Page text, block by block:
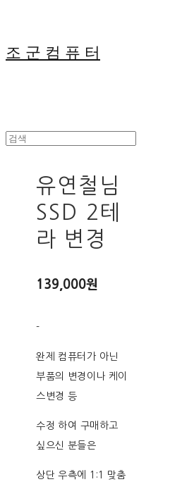
조 군 컴 퓨 터
유연철님
SSD 2테
라 변경
139,000원
-
완제 컴퓨터가 아닌
부품의 변경이나 케이
스변경 등
수정 하여 구매하고
싶으신 분들은
상단 우측에 1:1 맞춤